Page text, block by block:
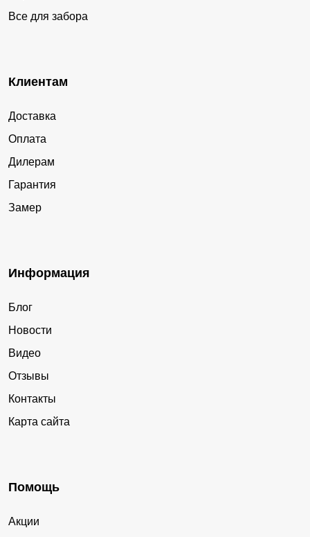
Все для забора
Клиентам
Доставка
Оплата
Дилерам
Гарантия
Замер
Информация
Блог
Новости
Видео
Отзывы
Контакты
Карта сайта
Помощь
Акции